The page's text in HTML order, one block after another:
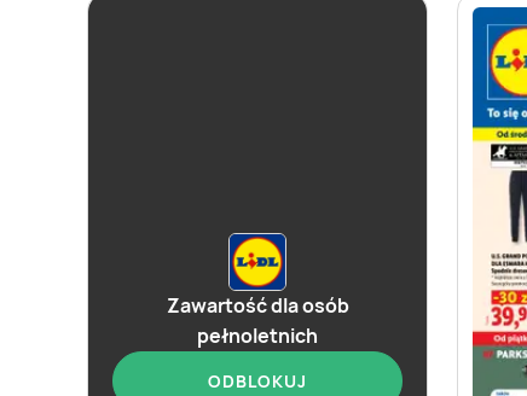
Zawartość dla osób
pełnoletnich
ODBLOKUJ